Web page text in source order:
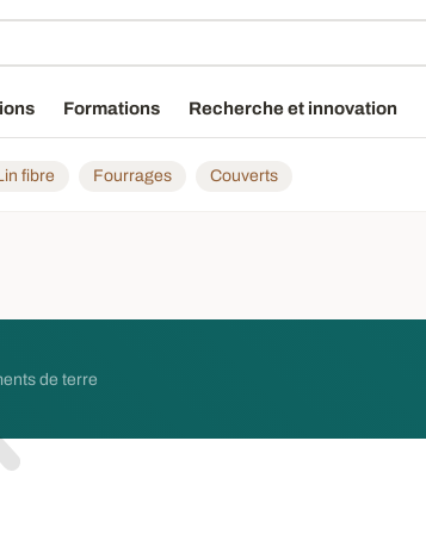
Formations Recherche et innovation
fibre Fourrages Couverts
de terre